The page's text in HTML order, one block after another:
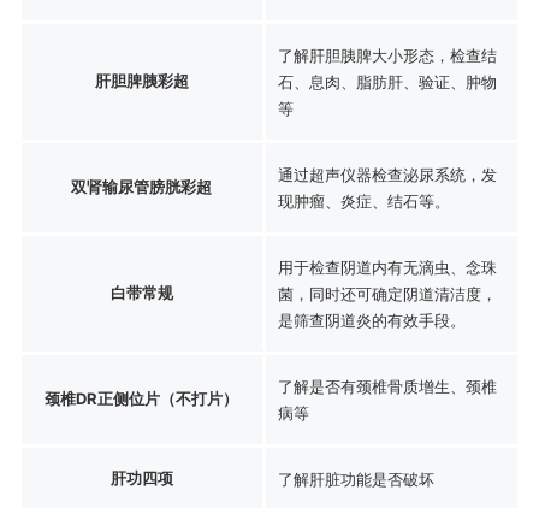
肝胆脾胰彩超
了解肝胆胰脾大小形态，检查结
石、息肉、脂肪肝、验证、肿物
等
双肾输尿管膀胱彩超
通过超声仪器检查泌尿系统，发
现肿瘤、炎症、结石等。
白带常规
用于检查阴道内有无滴虫、念珠
菌，同时还可确定阴道清洁度，
是筛查阴道炎的有效手段。
颈椎DR正侧位片（不打片）
了解是否有颈椎骨质增生、颈椎
病等
肝功四项 了解肝脏功能是否破坏